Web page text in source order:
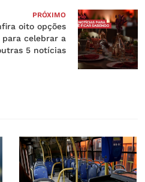
PRÓXIMO
oito opções
celebrar a
5 notícias